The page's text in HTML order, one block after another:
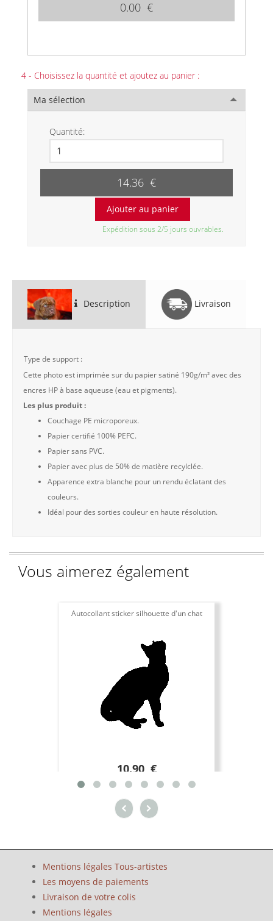
0.00 €
4 - Choisissez la quantité et ajoutez au panier :
Ma sélection
Quantité:
14.36 €
Expédition sous 2/5 jours ouvrables.
Description Livraison
Type de support :
Cette photo est imprimée sur du papier satiné 190g/m² avec des
encres HP à base aqueuse (eau et pigments).
Les plus produit :
Couchage PE microporeux.
Papier certifié 100% PEFC.
Papier sans PVC.
Papier avec plus de 50% de matière recylclée.
Apparence extra blanche pour un rendu éclatant des
couleurs.
Idéal pour des sorties couleur en haute résolution.
Vous aimerez également
Autocollant sticker silhouette d'un chat
10.90 €
Mentions légales Tous-artistes
Les moyens de paiements
Livraison de votre colis
Mentions légales